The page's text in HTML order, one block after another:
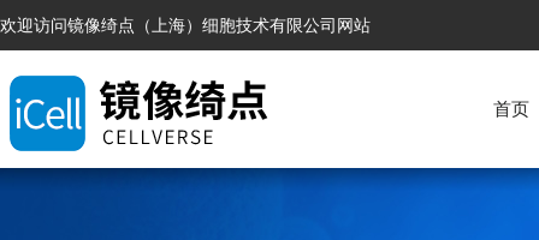
欢迎访问镜像绮点（上海）细胞技术有限公司网站
首页